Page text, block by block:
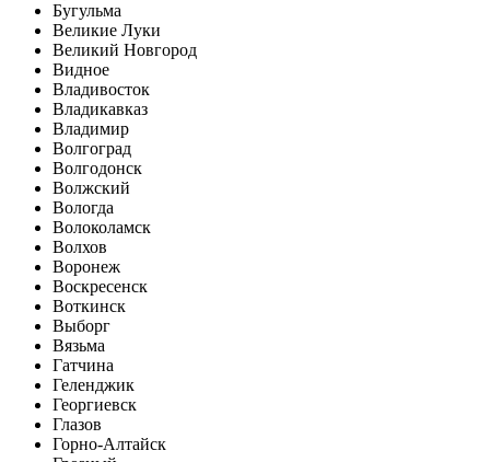
Бугульма
Великие Луки
Великий Новгород
Видное
Владивосток
Владикавказ
Владимир
Волгоград
Волгодонск
Волжский
Вологда
Волоколамск
Волхов
Воронеж
Воскресенск
Воткинск
Выборг
Вязьма
Гатчина
Геленджик
Георгиевск
Глазов
Горно-Алтайск